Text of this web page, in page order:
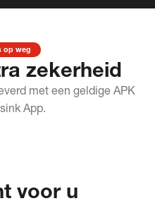
op weg
zekerheid
met een geldige APK
App.
voor u